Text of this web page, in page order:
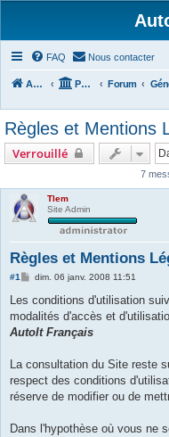
FAQ Nous contacter
Accueil Portail Forum
Règles et Mentions
Verrouillé
7
Tlem
Site Admin
Règles et Mentions
#1
M
s
a
g
dim. 06 janv. 2008 11:51
Les conditions d'utilisation
modalités d'accès et
AutoIt Français
La consultation du Site reste
respect des conditions
réserve de modifier ou de
Dans l'hypothèse où vous ne